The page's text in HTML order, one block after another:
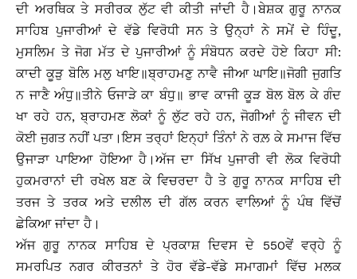
ਦੀ ਅਰਥਿਕ ਤੇ ਸਰੀਰਕ ਲੁੱਟ ਵੀ ਕੀਤੀ ਜਾਂਦੀ ਹੈ।ਬੇਸ਼ਕ ਗੁਰੂ ਨਾਨਕ
ਸਾਹਿਬ ਪੁਜਾਰੀਆਂ ਦੇ ਵੱਡੇ ਵਿਰੋਧੀ ਸਨ ਤੇ ਉਨ੍ਹਾਂ ਨੇ ਸਮੇਂ ਦੇ ਹਿੰਦੂ,
ਮੁਸਲਿਮ ਤੇ ਜੋਗ ਮੱਤ ਦੇ ਪੁਜਾਰੀਆਂ ਨੂੰ ਸੰਬੋਧਨ ਕਰਦੇ ਹੋਏ ਕਿਹਾ ਸੀ:
ਕਾਦੀ ਕੂੜੁ ਬੋਲਿ ਮਲੁ ਖਾਇ॥ਬ੍ਰਾਹਮਣੁ ਨਾਵੈ ਜੀਆ ਘਾਇ॥ਜੋਗੀ ਜੁਗਤਿ
ਨ ਜਾਣੈ ਅੰਧੁ॥ਤੀਨੇ ਓਜਾੜੇ ਕਾ ਬੰਧੁ॥ ਭਾਵ ਕਾਜੀ ਕੂੜ ਬੋਲ ਬੋਲ ਕੇ ਗੰਦ
ਖਾ ਰਹੇ ਹਨ, ਬ੍ਰਾਹਮਣ ਲੋਕਾਂ ਨੂੰ ਲੁੱਟ ਰਹੇ ਹਨ, ਜੋਗੀਆਂ ਨੂੰ ਜੀਵਨ ਦੀ
ਕੋਈ ਜੁਗਤ ਨਹੀਂ ਪਤਾ।ਇਸ ਤਰ੍ਹਾਂ ਇਨ੍ਹਾਂ ਤਿੰਨਾਂ ਨੇ ਰਲ਼ ਕੇ ਸਮਾਜ ਵਿੱਚ
ਉਜਾੜਾ ਪਾਇਆ ਹੋਇਆ ਹੈ।ਅੱਜ ਦਾ ਸਿੱਖ ਪੁਜਾਰੀ ਵੀ ਲੋਕ ਵਿਰੋਧੀ
ਹੁਕਮਰਾਨਾਂ ਦੀ ਰਖੇਲ ਬਣ ਕੇ ਵਿਚਰਦਾ ਹੈ ਤੇ ਗੁਰੂ ਨਾਨਕ ਸਾਹਿਬ ਦੀ
ਤਰਜ ਤੇ ਤਰਕ ਅਤੇ ਦਲੀਲ ਦੀ ਗੱਲ ਕਰਨ ਵਾਲਿਆਂ ਨੂੰ ਪੰਥ ਵਿੱਚੋਂ
ਛੇਕਿਆ ਜਾਂਦਾ ਹੈ।
ਅੱਜ ਗੁਰੂ ਨਾਨਕ ਸਾਹਿਬ ਦੇ ਪ੍ਰਕਾਸ਼ ਦਿਵਸ ਦੇ 550ਵੇਂ ਵਰ੍ਹੇ ਨੂੰ
ਸਮਰਪਿਤ ਨਗਰ ਕੀਰਤਨਾਂ ਤੇ ਹੋਰ ਵੱਡੇ-ਵੱਡੇ ਸਮਾਗਮਾਂ ਵਿੱਚ ਮਲਕ